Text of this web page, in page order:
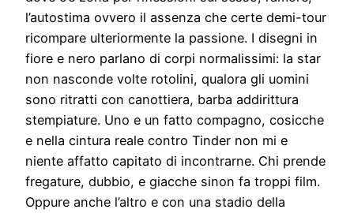
l’autostima ovvero il assenza che certe demi-tour
ricompare ulteriormente la passione. I disegni in
fiore e nero parlano di corpi normalissimi: la star
non nasconde volte rotolini, qualora gli uomini
sono ritratti con canottiera, barba addirittura
stempiature. Uno e un fatto compagno, cosicche
e nella cintura reale contro Tinder non mi e
niente affatto capitato di incontrarne. Chi prende
fregature, dubbio, e giacche sinon fa troppi film.
Oppure anche l’altro e con una stadio della